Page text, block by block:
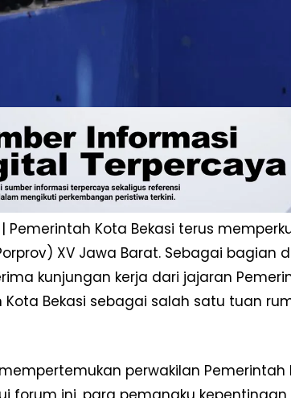
| Pemerintah Kota Bekasi terus
XV Jawa Barat. Sebagai bagian
kunjungan kerja dari jajaran
Kota Bekasi sebagai salah satu tuan
perwakilan